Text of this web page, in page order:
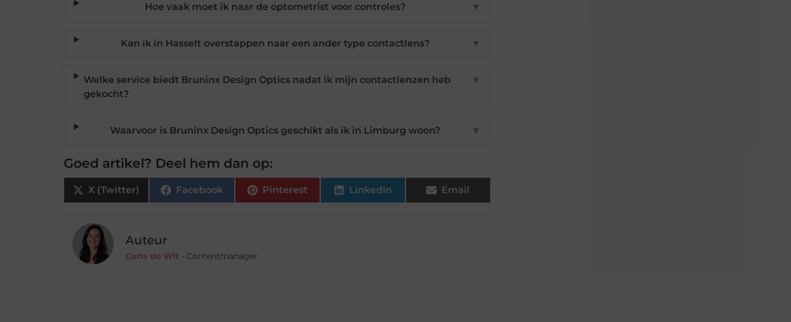
Hoe vaak moet ik naar de optometrist voor controles? ▼
Kan ik in Hasselt overstappen naar een ander type contactlens? ▼
Welke service biedt Bruninx Design Optics nadat ik mijn contactlenzen heb
gekocht?
▼
Waarvoor is Bruninx Design Optics geschikt als ik in Limburg woon? ▼
Goed artikel? Deel hem dan op:
X (Twitter) Facebook Pinterest LinkedIn Email
Auteur
Carla de Wit - Contentmanager